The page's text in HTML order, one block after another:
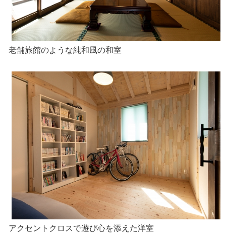
老舗旅館のような純和風の和室
アクセントクロスで遊び心を添えた洋室